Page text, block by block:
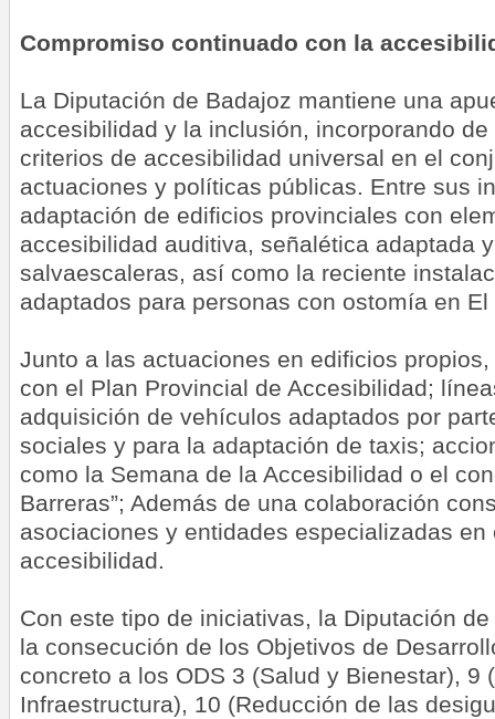
Compromiso continuado con la
La Diputación de Badajoz mantiene una
accesibilidad y la inclusión, incorporando
criterios de accesibilidad universal en el
actuaciones y políticas públicas. Entre sus
adaptación de edificios provinciales con
accesibilidad auditiva, señalética adaptada
salvaescaleras, así como la reciente
adaptados para personas con ostomía en
Junto a las actuaciones en edificios
con el Plan Provincial de Accesibilidad;
adquisición de vehículos adaptados por
sociales y para la adaptación de taxis;
como la Semana de la Accesibilidad o el
Barreras”; Además de una colaboración
asociaciones y entidades especializadas en
accesibilidad.
Con este tipo de iniciativas, la Diputación
la consecución de los Objetivos de
concreto a los ODS 3 (Salud y Bienestar), 9
Infraestructura), 10 (Reducción de las